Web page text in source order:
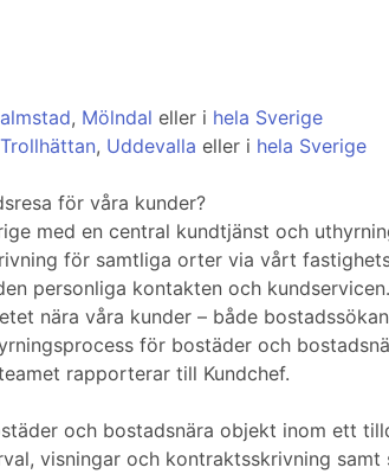
, Mölndal eller i hela Sverige
Trollhättan, Uddevalla eller i hela Sverige
för våra kunder?
med en central kundtjänst och
för samtliga orter via vårt
personliga kontakten och kundservicen.
nära våra kunder – både
för bostäder och
rapporterar till Kundchef.
och bostadsnära objekt inom ett
visningar och kontraktsskrivning